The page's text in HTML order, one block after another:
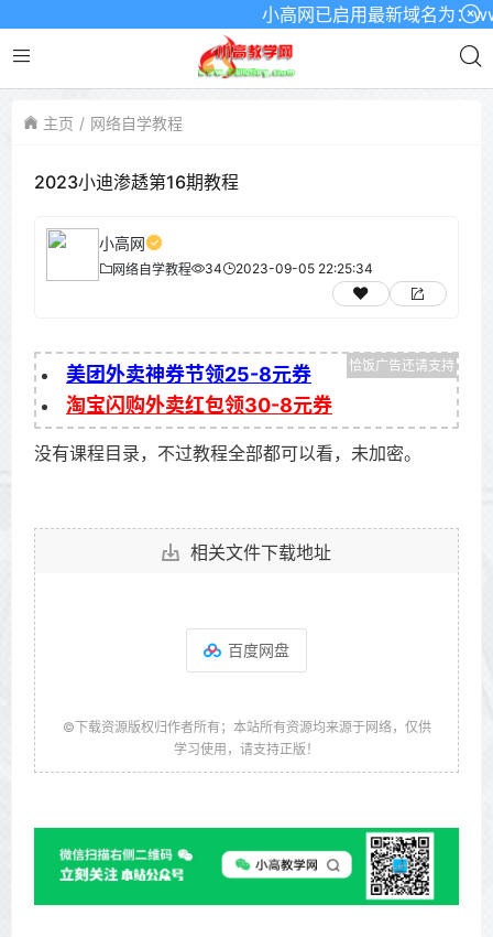
小高网已启用最新域名为：
主页 网络自学教程
2023小迪渗䞬第16期教程
小高网
网络自学教程 34 2023-09-05 22:25:34
美团外卖神券节领25-8元券
淘宝闪购外卖红包领30-8元券
没有课程目录，不过教程全部都可以看，未加密。
相关文件下载地址
百度网盘
©下载资源版权归作者所有；本站所有资源均来源于网络，仅供
学习使用，请支持正版！